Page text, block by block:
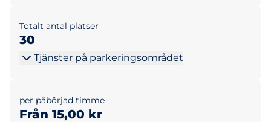
Totalt antal platser
30
Tjänster på parkeringsområdet
per påbörjad timme
Från 15,00 kr